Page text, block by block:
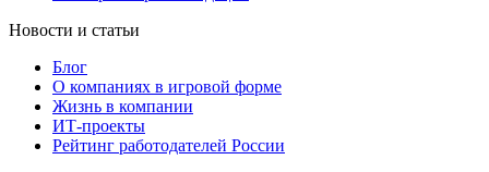
Новости и статьи
Блог
О компаниях в игровой форме
Жизнь в компании
ИТ-проекты
Рейтинг работодателей России